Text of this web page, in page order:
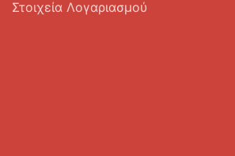
Στοιχεία Λογαριασμού